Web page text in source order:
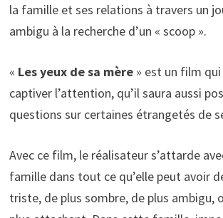
la famille et ses relations à travers un
ambigu à la recherche d’un « scoop ».
« Les yeux de sa mère» est un film
captiver l’attention, qu’il saura aussi
questions sur certaines étrangetés de
Avec ce film, le réalisateur s’attarde
famille dans tout ce qu’elle peut avoir
triste, de plus sombre, de plus ambigu,